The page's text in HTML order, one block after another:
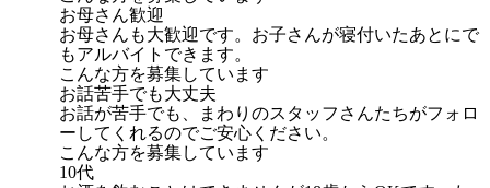
お母さん歓迎
お母さんも大歓迎です。お子さんが寝付いたあとにで
もアルバイトできます。
こんな方を募集しています
お話苦手でも大丈夫
お話が苦手でも、まわりのスタッフさんたちがフォロ
ーしてくれるのでご安心ください。
こんな方を募集しています
10代